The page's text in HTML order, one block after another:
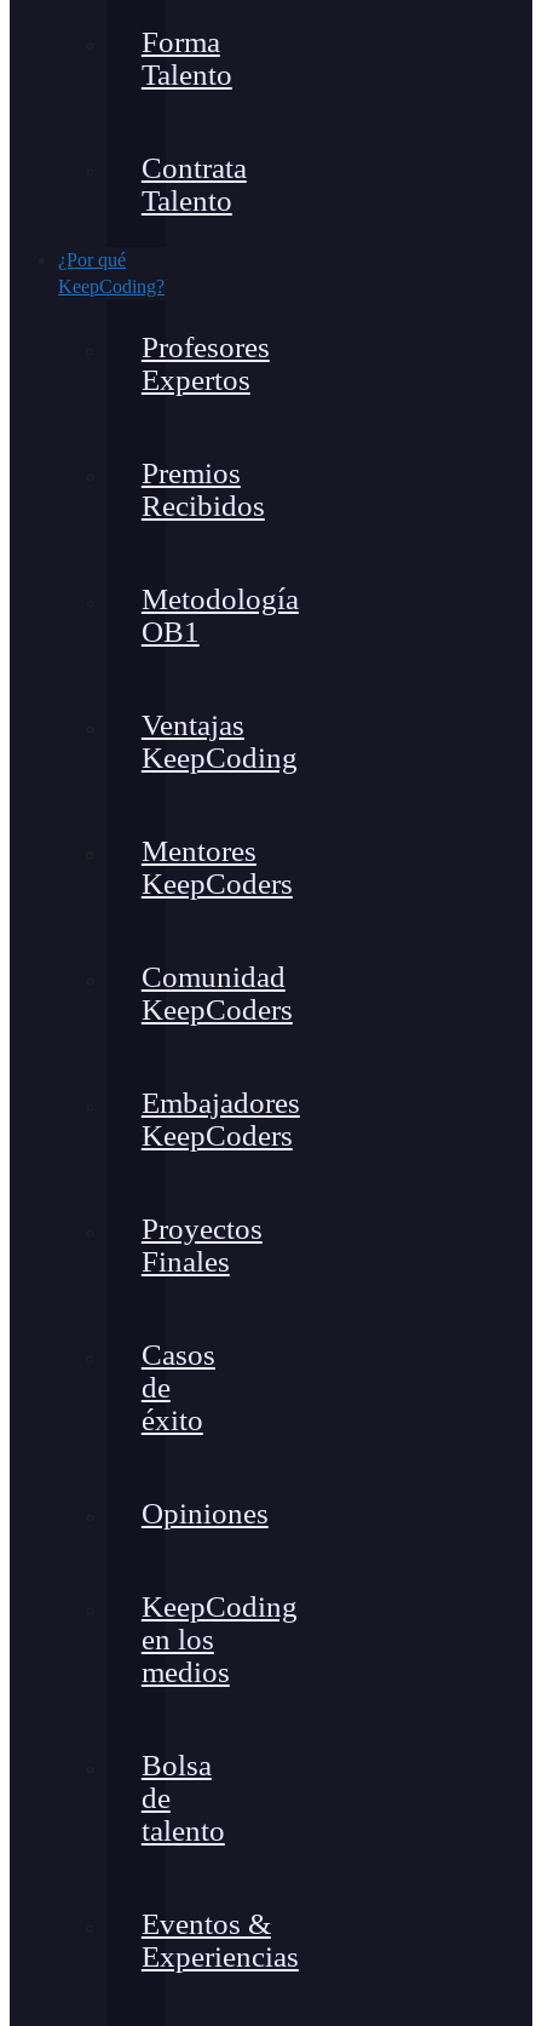
Forma
Talento
Contrata
Talento
¿Por qué
KeepCoding?
Profesores
Expertos
Premios
Recibidos
Metodología
OB1
Ventajas
KeepCoding
Mentores
KeepCoders
Comunidad
KeepCoders
Embajadores
KeepCoders
Proyectos
Finales
Casos
de
éxito
Opiniones
KeepCoding
en los
medios
Bolsa
de
talento
Eventos &
Experiencias